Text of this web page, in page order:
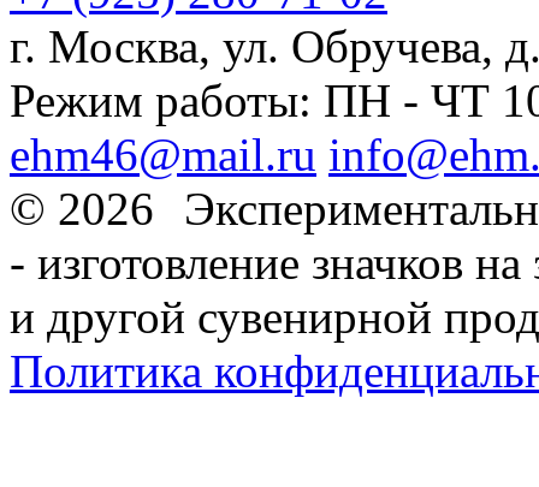
г. Москва, ул. Обручева,
Режим работы: ПН - ЧТ
ehm46@mail.ru
© 2026
- изготовление значков
и другой сувенирной
Политика